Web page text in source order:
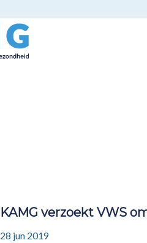
KAMG verzoekt VWS
28 jun 2019